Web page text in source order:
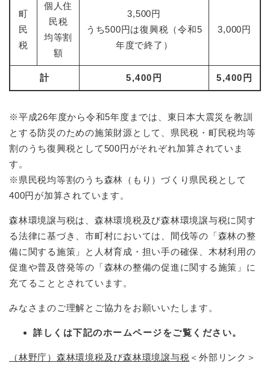
町
民
税
個人住
民税
均等割
額
3,500円
うち500円は復興税（令和5
年度で終了）
3,000円
計 5,400円 5,400円
※平成26年度から令和5年度までは、東日本大震災を教訓
とする防災のための施策財源として、県民税・町民税均等
割のうち復興税として500円がそれぞれ加算されていま
す。
※県民税均等割のうち森林（もり）づくり県民税として
400円が加算されています。
森林環境譲与税は、森林環境税及び森林環境譲与税に関す
る法律に基づき、市町村においては、間伐等の「森林の整
備に関する施策」と人材育成・担い手の確保、木材利用の
促進や普及啓発等の「森林の整備の促進に関する施策」に
充てることとされています。
みなさまのご理解とご協力をお願いいたします。
詳しくは下記のホームページをご覧ください。
（林野庁）森林環境税及び森林環境譲与税 ＜外部リンク＞